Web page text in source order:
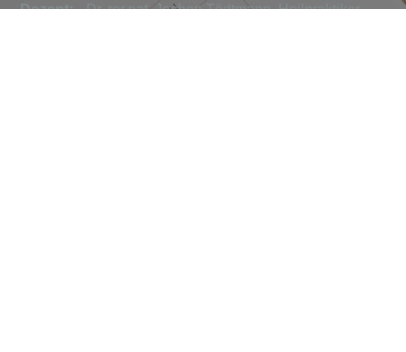
Dozent: Dr. rer.nat. Jochen Tödtmann, Heilpraktiker